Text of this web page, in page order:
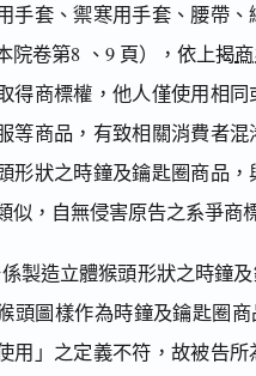
手套、禦寒用手套、腰帶
院卷第8 、9 頁），依上揭
得商標權，他人僅使用相
等商品，有致相關消費者
形狀之時鐘及鑰匙圈商品
似，自無侵害原告之系爭商
製造立體猴頭形狀之時鐘
頭圖樣作為時鐘及鑰匙圈
用」之定義不符，故被告